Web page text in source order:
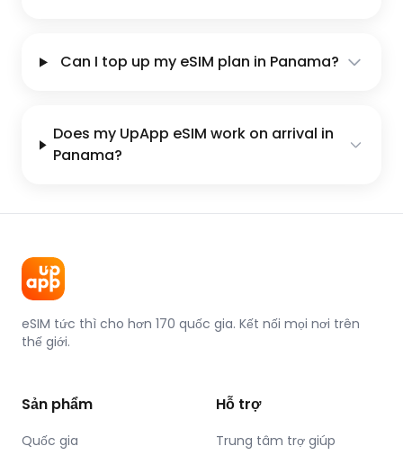
Can I top up my eSIM plan in Panama?
Does my UpApp eSIM work on arrival in
Panama?
eSIM tức thì cho hơn 170 quốc gia. Kết nối mọi nơi trên
thế giới.
Sản phẩm
Quốc gia
Hỗ trợ
Trung tâm trợ giúp